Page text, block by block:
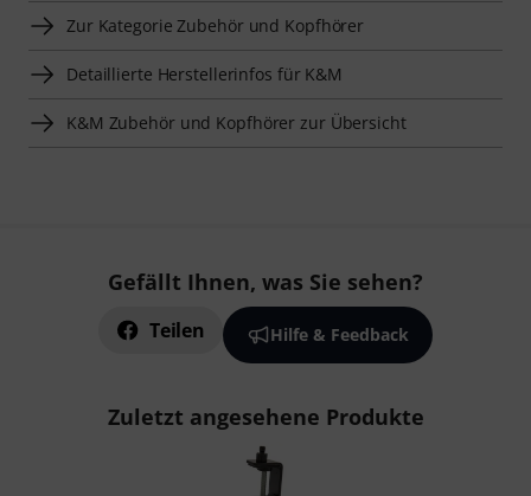
Zur Kategorie Zubehör und Kopfhörer
Detaillierte Herstellerinfos für K&M
K&M Zubehör und Kopfhörer zur Übersicht
Gefällt Ihnen, was Sie sehen?
Teilen Hilfe & Feedback
Zuletzt angesehene Produkte